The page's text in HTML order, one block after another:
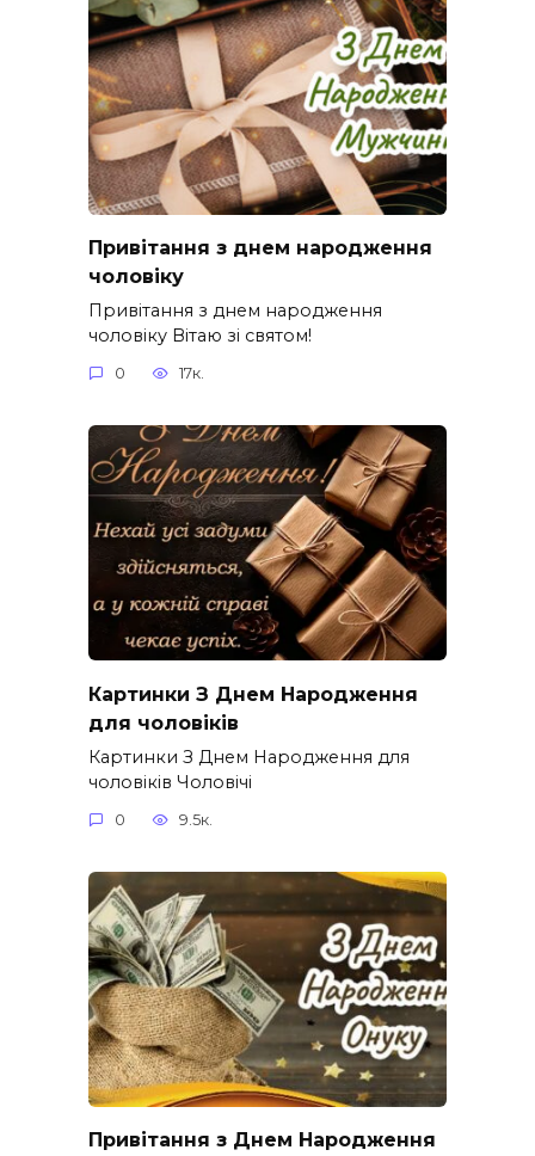
Привітання з днем народження
чоловіку
Привітання з днем народження
чоловіку Вітаю зі святом!
0 17к.
Картинки З Днем Народження
для чоловіків​
Картинки З Днем Народження для
чоловіків​ Чоловічі
0 9.5к.
Привітання з Днем Народження